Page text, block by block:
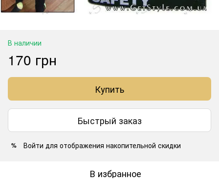
В наличии
170 грн
Купить
Быстрый заказ
% Войти для отображения накопительной скидки
В избранное